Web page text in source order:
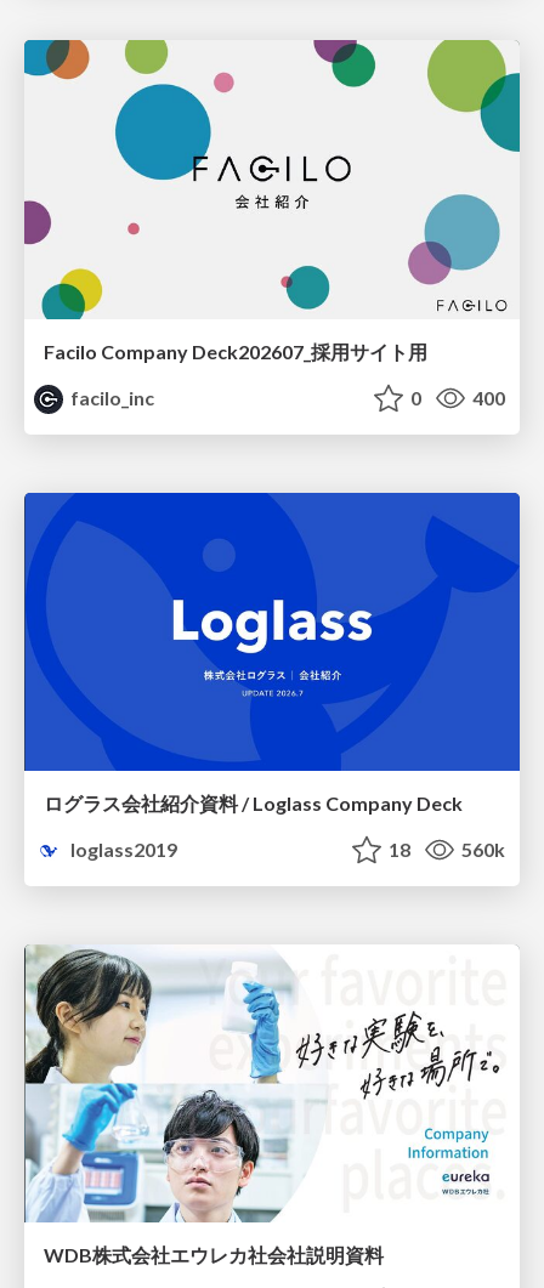
Facilo Company Deck202607_採用サイト用
facilo_inc
0 400
ログラス会社紹介資料 / Loglass Company Deck
loglass2019
18 560k
WDB株式会社エウレカ社会社説明資料